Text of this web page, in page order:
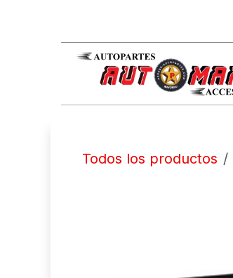
Todos los productos